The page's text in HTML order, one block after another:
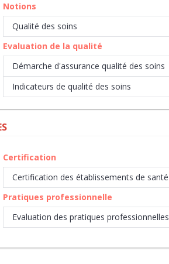
Notions
Qualité des soins
Evaluation de la qualité
Démarche d'assurance qualité des soins
Indicateurs de qualité des soins
Certification
Certification des établissements de santé
Pratiques professionnelle
Evaluation des pratiques professionnelles